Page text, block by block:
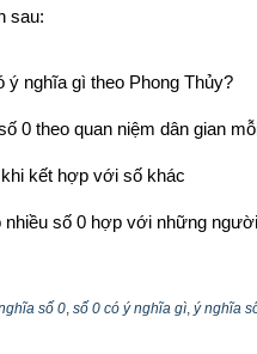
sau:
ý nghĩa gì theo Phong Thủy?
0 theo quan niệm dân gian
kết hợp với số khác
nhiều số 0 hợp với những
hưởng đến đời sống và
số 0, số 0 có ý nghĩa gì, ý nghĩa